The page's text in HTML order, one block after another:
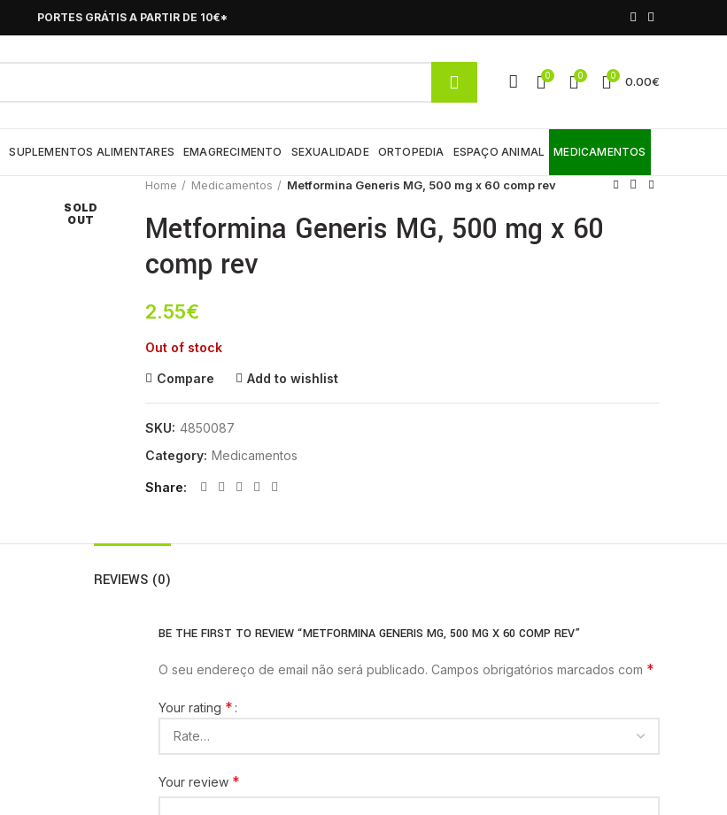
PORTES GRÁTIS A PARTIR DE 10€*
0 0 0 0.00€
SUPLEMENTOS ALIMENTARES EMAGRECIMENTO SEXUALIDADE ORTOPEDIA ESPAÇO ANIMAL MEDICAMENTOS
SOLD
OUT
Home
Medicamentos Metformina Generis MG, 500 mg x 60 comp rev
Metformina Generis MG, 500 mg x 60
comp rev
2.55€
Out of stock
Compare Add to wishlist
SKU: 4850087
Category: Medicamentos
Share
REVIEWS (0)
BE THE FIRST TO REVIEW “METFORMINA GENERIS MG, 500 MG X 60 COMP REV”
O seu endereço de email não será publicado. Campos obrigatórios marcados com *
Your rating *
Your review *